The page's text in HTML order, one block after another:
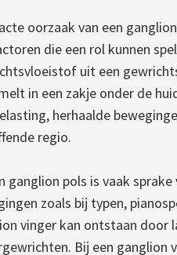
oorzaak van een
die een rol kunnen
uit een
in een zakje onder de
herhaalde
regio.
ganglion pols is vaak
zoals bij typen,
vinger kan ontstaan door
Bij een ganglion